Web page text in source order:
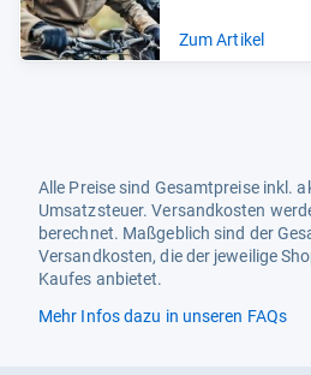
Zum Artikel
Alle Preise sind Gesamtpreise inkl.
Umsatzsteuer. Versandkosten
berechnet. Maßgeblich sind der
Versandkosten, die der jeweilige
Kaufes anbietet.
Mehr Infos dazu in unseren FAQs